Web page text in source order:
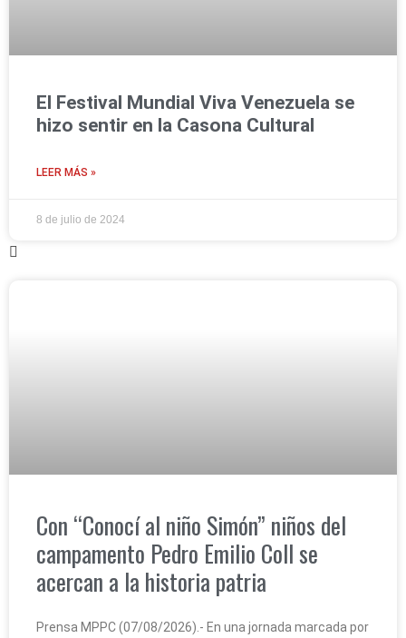
El Festival Mundial Viva Venezuela se
hizo sentir en la Casona Cultural
LEER MÁS »
8 de julio de 2024
Con “Conocí al niño Simón” niños del
campamento Pedro Emilio Coll se
acercan a la historia patria
Prensa MPPC (07/08/2026).- En una jornada marcada por